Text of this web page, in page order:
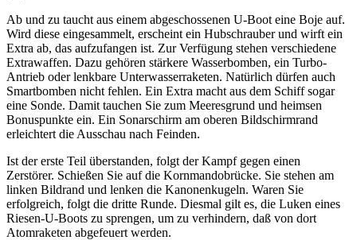
Ab und zu taucht aus einem abgeschossenen U-Boot eine Boje auf.
Wird diese eingesammelt, erscheint ein Hubschrauber und wirft ein
Extra ab, das aufzufangen ist. Zur Verfügung stehen verschiedene
Extrawaffen. Dazu gehören stärkere Wasserbomben, ein Turbo-
Antrieb oder lenkbare Unterwasserraketen. Natürlich dürfen auch
Smartbomben nicht fehlen. Ein Extra macht aus dem Schiff sogar
eine Sonde. Damit tauchen Sie zum Meeresgrund und heimsen
Bonuspunkte ein. Ein Sonarschirm am oberen Bildschirmrand
erleichtert die Ausschau nach Feinden.
Ist der erste Teil überstanden, folgt der Kampf gegen einen
Zerstörer. Schießen Sie auf die Kornmandobrücke. Sie stehen am
linken Bildrand und lenken die Kanonenkugeln. Waren Sie
erfolgreich, folgt die dritte Runde. Diesmal gilt es, die Luken eines
Riesen-U-Boots zu sprengen, um zu verhindern, daß von dort
Atomraketen abgefeuert werden.